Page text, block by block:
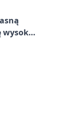
wysoką